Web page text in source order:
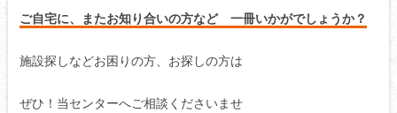
ご自宅に、またお知り合いの方など 一冊いかがでしょうか？
施設探しなどお困りの方、お探しの方は
ぜひ！当センターへご相談くださいませ